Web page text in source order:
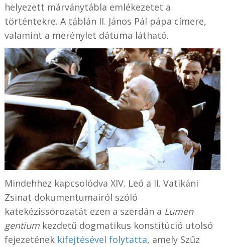
helyezett márványtábla emlékezetet a
történtekre. A táblán II. János Pál pápa címere,
valamint a merénylet dátuma látható.
Mindehhez kapcsolódva XIV. Leó a II. Vatikáni
Zsinat dokumentumairól szóló
katekézissorozatát ezen a szerdán a Lumen
gentiumkezdetű dogmatikus konstitúció utolsó
fejezetének kifejtésével folytatta, amely Szűz